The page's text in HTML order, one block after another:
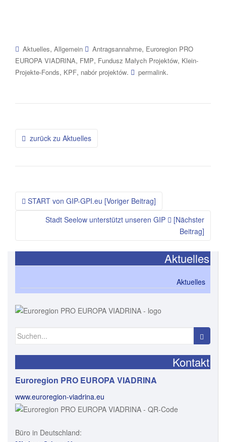
Aktuelles, Allgemein Antragsannahme, Euroregion PRO
EUROPA VIADRINA, FMP, Fundusz Małych Projektów, Klein-
Projekte-Fonds, KPF, nabór projektów. permalink.
zurück zu Aktuelles
START von GIP-GPI.eu [Voriger Beitrag]
Stadt Seelow unterstützt unseren GIP
[Nächster
Beitrag]
Aktuelles
Aktuelles
Kontakt
Euroregion PRO EUROPA VIADRINA
www.euroregion-viadrina.eu
Büro in Deutschland: